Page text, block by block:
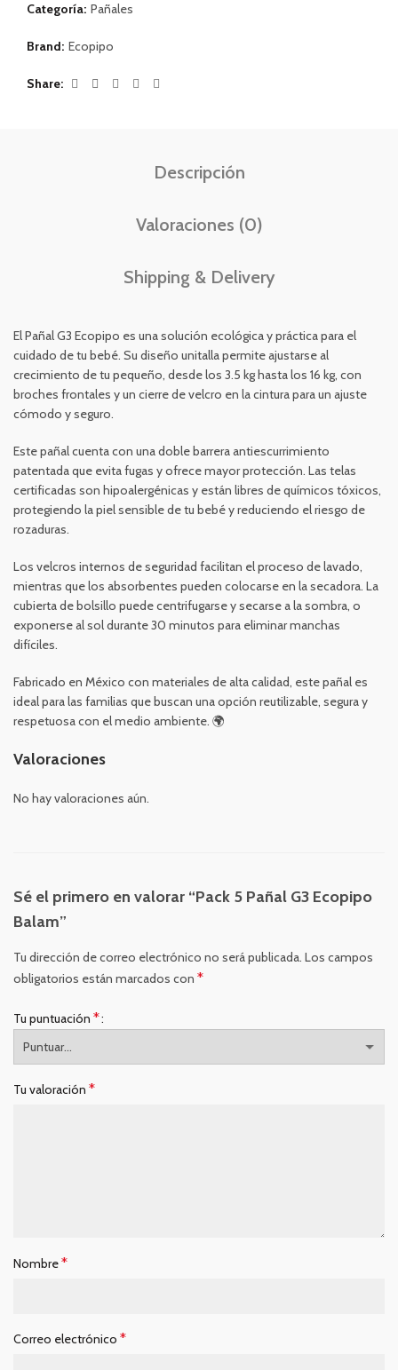
Categoría: Pañales
Brand: Ecopipo
Share
Descripción
Valoraciones (0)
Shipping & Delivery
El Pañal G3 Ecopipo es una solución ecológica y práctica para el
cuidado de tu bebé. Su diseño unitalla permite ajustarse al
crecimiento de tu pequeño, desde los 3.5 kg hasta los 16 kg, con
broches frontales y un cierre de velcro en la cintura para un ajuste
cómodo y seguro.
Este pañal cuenta con una doble barrera antiescurrimiento
patentada que evita fugas y ofrece mayor protección. Las telas
certificadas son hipoalergénicas y están libres de químicos tóxicos,
protegiendo la piel sensible de tu bebé y reduciendo el riesgo de
rozaduras.
Los velcros internos de seguridad facilitan el proceso de lavado,
mientras que los absorbentes pueden colocarse en la secadora. La
cubierta de bolsillo puede centrifugarse y secarse a la sombra, o
exponerse al sol durante 30 minutos para eliminar manchas
difíciles.
Fabricado en México con materiales de alta calidad, este pañal es
ideal para las familias que buscan una opción reutilizable, segura y
respetuosa con el medio ambiente. 🌍
Valoraciones
No hay valoraciones aún.
Sé el primero en valorar “Pack 5 Pañal G3 Ecopipo
Balam”
Tu dirección de correo electrónico no será publicada. Los campos
obligatorios están marcados con *
Tu puntuación *
Tu valoración *
Nombre*
Correo electrónico *